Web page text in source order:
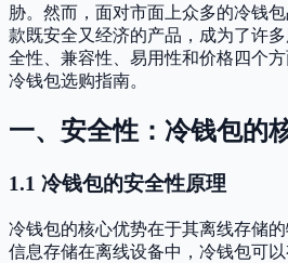
胁。然而，面对市面上众多的冷钱
款既安全又经济的产品，成为了许
全性、兼容性、易用性和价格四个
冷钱包选购指南。
一、安全性：冷钱包的
1.1 冷钱包的安全性原理
冷钱包的核心优势在于其离线存储
信息存储在离线设备中，冷钱包可